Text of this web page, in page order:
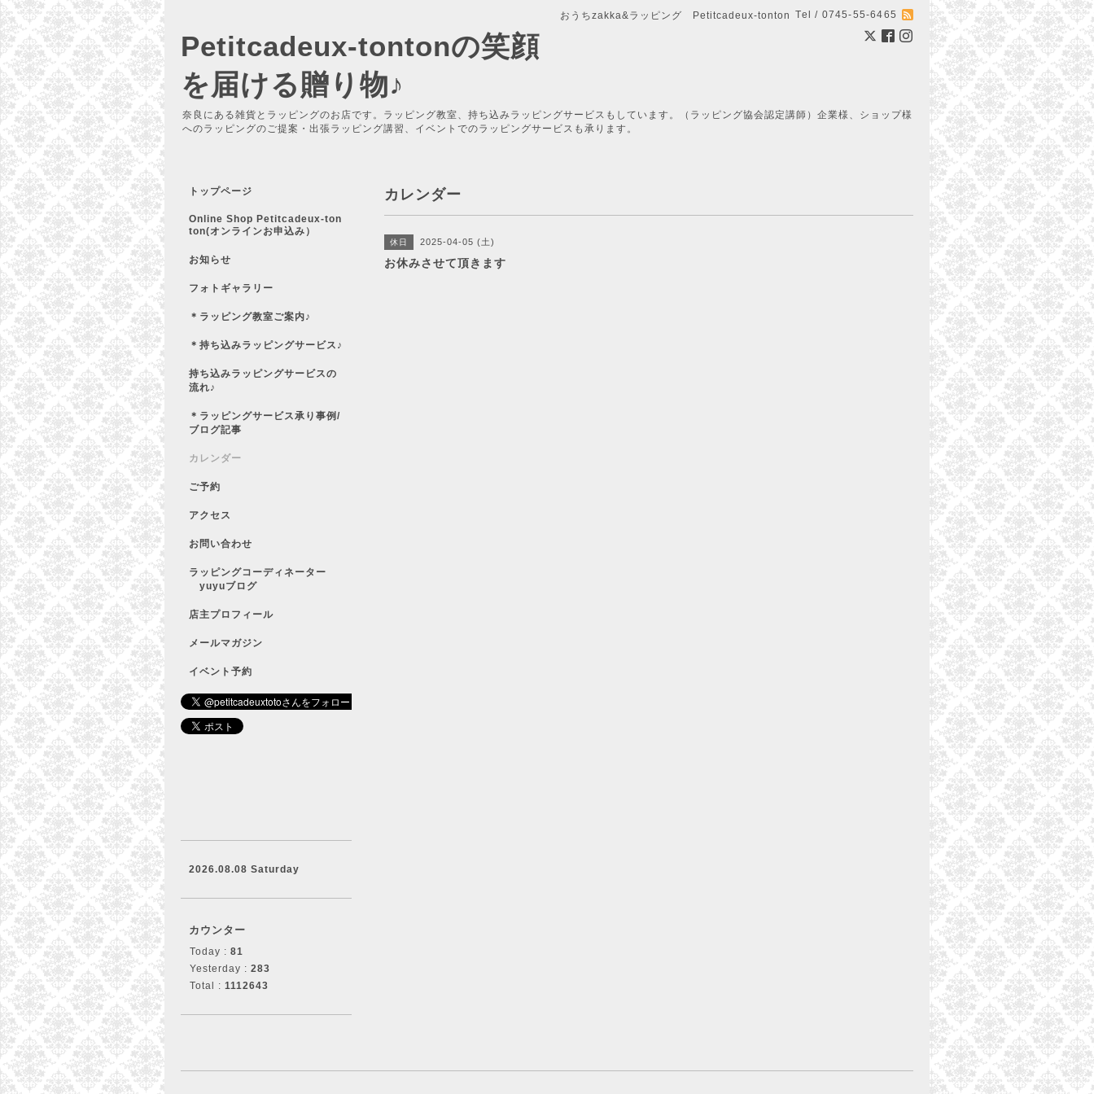
おうちzakka&ラッピング Petitcadeux-tonton Tel / 0745-55-6465
Petitcadeux-tontonの笑顔
を届ける贈り物♪
奈良にある雑貨とラッピングのお店です。ラッピング教室、持ち込みラッピングサービスもしています。（ラッピング協会認定講師）企業様、ショップ様
へのラッピングのご提案・出張ラッピング講習、イベントでのラッピングサービスも承ります。
カレンダー
休日 2025-04-05 (土)
お休みさせて頂きます
トップページ
Online Shop Petitcadeux-ton
ton(オンラインお申込み）
お知らせ
フォトギャラリー
＊ラッピング教室ご案内♪
＊持ち込みラッピングサービス♪
持ち込みラッピングサービスの
流れ♪
＊ラッピングサービス承り事例/
ブログ記事
カレンダー
ご予約
アクセス
お問い合わせ
ラッピングコーディネーター
yuyuブログ
店主プロフィール
メールマガジン
イベント予約
2026.08.08 Saturday
カウンター
Today : 81
Yesterday : 283
Total : 1112643